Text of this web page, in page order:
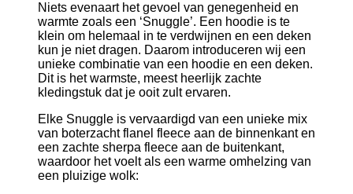
Niets evenaart het gevoel van genegenheid en
warmte zoals een ‘Snuggle’. Een hoodie is te
klein om helemaal in te verdwijnen en een deken
kun je niet dragen. Daarom introduceren wij een
unieke combinatie van een hoodie en een deken.
Dit is het warmste, meest heerlijk zachte
kledingstuk dat je ooit zult ervaren.
Elke Snuggle is vervaardigd van een unieke mix
van boterzacht flanel fleece aan de binnenkant en
een zachte sherpa fleece aan de buitenkant,
waardoor het voelt als een warme omhelzing van
een pluizige wolk: